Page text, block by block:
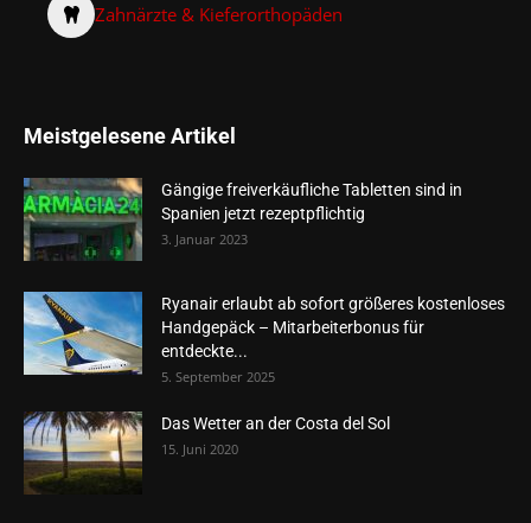
Zahnärzte & Kieferorthopäden
Meistgelesene Artikel
Gängige freiverkäufliche Tabletten sind in
Spanien jetzt rezeptpflichtig
3. Januar 2023
Ryanair erlaubt ab sofort größeres kostenloses
Handgepäck – Mitarbeiterbonus für
entdeckte...
5. September 2025
Das Wetter an der Costa del Sol
15. Juni 2020